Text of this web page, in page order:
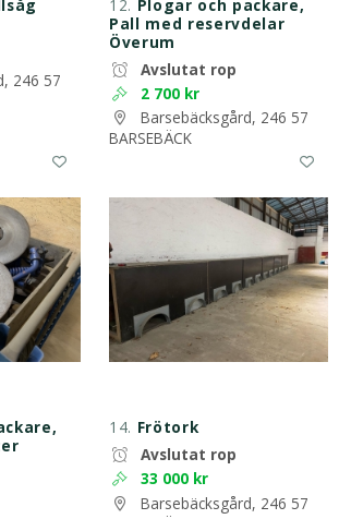
246 57
12. Plogar och packare,
Pall med reservdelar
Överum
Avslutat rop
2 700 kr
Barsebäcksgård, 246 57
BARSEBÄCK
14. Frötork
Avslutat rop
33 000 kr
Barsebäcksgård, 246 57